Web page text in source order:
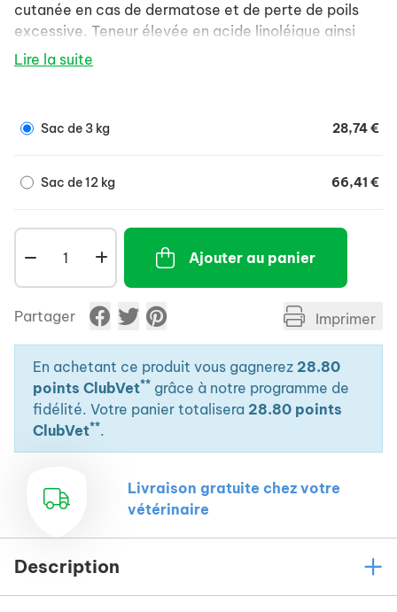
cutanée en cas de dermatose et de perte de poils
excessive. Teneur élevée en acide linoléique ainsi
qu’en acide eicosapenatnoïque (EPA) et en acide
Lire la suite
Sac de 3 kg 28,74 €
Sac de 12 kg 66,41 €
Ajouter au panier
Partager Imprimer
En achetant ce produit vous gagnerez 28.80
points ClubVet** grâce à notre programme de
fidélité. Votre panier totalisera 28.80 points
ClubVet**.
Livraison gratuite chez votre
vétérinaire
Description